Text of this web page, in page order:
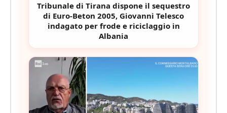
Tribunale di Tirana dispone il sequestro
di Euro-Beton 2005, Giovanni Telesco
indagato per frode e riciclaggio in
Albania